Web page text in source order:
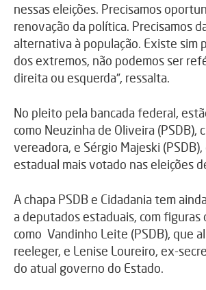
nessas eleições. Precisamos
renovação da política. Precisamos
alternativa à população. Existe sim
dos extremos, não podemos ser
direita ou esquerda”, ressalta.
No pleito pela bancada federal,
como Neuzinha de Oliveira (PSDB),
vereadora, e Sérgio Majeski
estadual mais votado nas eleições
A chapa PSDB e Cidadania tem
a deputados estaduais, com figuras
como Vandinho Leite (PSDB), que
reeleger, e Lenise Loureiro, ex-
do atual governo do Estado.